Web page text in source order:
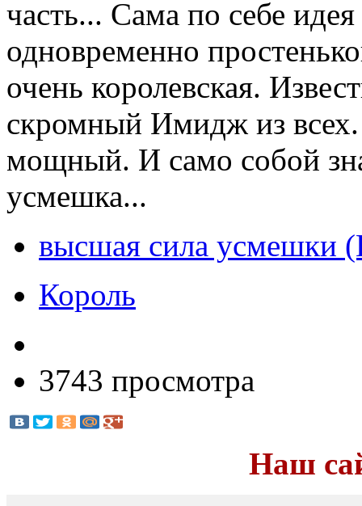
часть... Сама по себе
одновременно
очень королевская.
скромный Имидж из
мощный. И само собой
усмешка...
высшая сила усмешки
Король
3743 просмотра
Наш